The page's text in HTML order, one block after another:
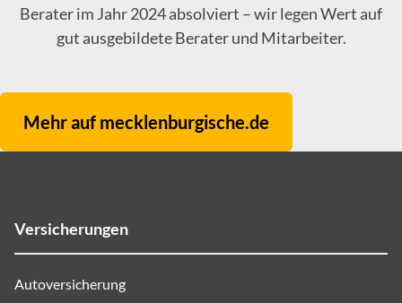
Berater im Jahr 2024 absolviert – wir legen Wert auf
gut ausgebildete Berater und Mitarbeiter.
Mehr auf mecklenburgische.de
Versicherungen
Autoversicherung